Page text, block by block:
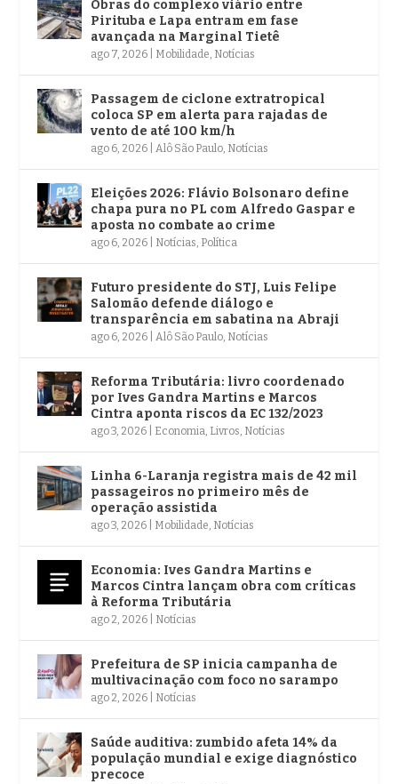
Obras do complexo viário entre
Pirituba e Lapa entram em fase
avançada na Marginal Tietê
ago 7, 2026 Mobilidade, Notícias
Passagem de ciclone extratropical
coloca SP em alerta para rajadas de
vento de até 100 km/h
ago 6, 2026 |Alô São Paulo, Notícias
Eleições 2026: Flávio Bolsonaro define
chapa pura no PL com Alfredo Gaspar e
aposta no combate ao crime
ago 6, 2026 Notícias, Política
Futuro presidente do STJ, Luis Felipe
Salomão defende diálogo e
transparência em sabatina na Abraji
ago 6, 2026 |Alô São Paulo, Notícias
Reforma Tributária: livro coordenado
por Ives Gandra Martins e Marcos
Cintra aponta riscos da EC 132/2023
ago 3, 2026 Economia, Livros, Notícias
Linha 6-Laranja registra mais de 42 mil
passageiros no primeiro mês de
operação assistida
ago 3, 2026 Mobilidade, Notícias
Economia: Ives Gandra Martins e
Marcos Cintra lançam obra com críticas
à Reforma Tributária
ago 2, 2026 Notícias
Prefeitura de SP inicia campanha de
multivacinação com foco no sarampo
ago 2, 2026 Notícias
Saúde auditiva: zumbido afeta 14% da
população mundial e exige diagnóstico
precoce